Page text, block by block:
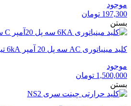
موجود
197,300 تومان
بستن
کلید مینیاتوری AC سه پل 20 آمپر 6kA تیپ C چینت سری NB7
موجود
1,500,000 تومان
بستن